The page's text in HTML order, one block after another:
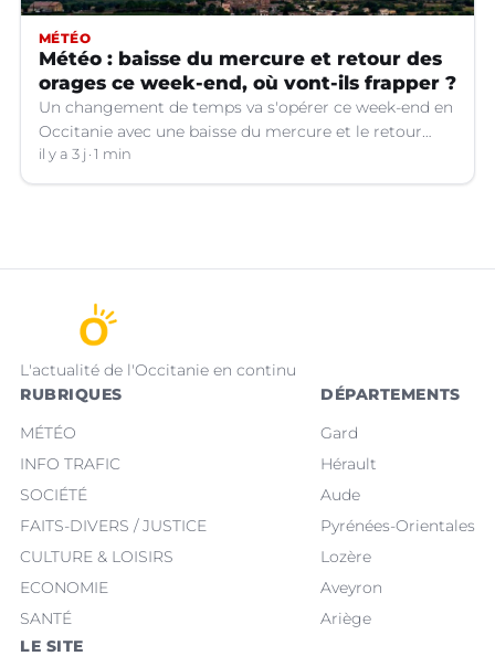
MÉTÉO
Météo : baisse du mercure et retour des
orages ce week-end, où vont-ils frapper ?
Un changement de temps va s'opérer ce week-end en
Occitanie avec une baisse du mercure et le retour
d'orages dans certains départements.
il y a 3 j 1 min
L'actualité de l'Occitanie en continu
RUBRIQUES
MÉTÉO
INFO TRAFIC
SOCIÉTÉ
FAITS-DIVERS / JUSTICE
CULTURE & LOISIRS
ECONOMIE
SANTÉ
DÉPARTEMENTS
Gard
Hérault
Aude
Pyrénées-Orientales
Lozère
Aveyron
Ariège
LE SITE